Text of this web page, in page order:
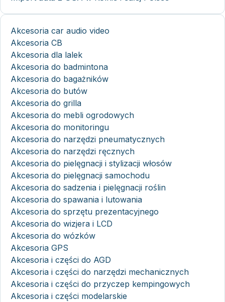
Akcesoria car audio video
Akcesoria CB
Akcesoria dla lalek
Akcesoria do badmintona
Akcesoria do bagażników
Akcesoria do butów
Akcesoria do grilla
Akcesoria do mebli ogrodowych
Akcesoria do monitoringu
Akcesoria do narzędzi pneumatycznych
Akcesoria do narzędzi ręcznych
Akcesoria do pielęgnacji i stylizacji włosów
Akcesoria do pielęgnacji samochodu
Akcesoria do sadzenia i pielęgnacji roślin
Akcesoria do spawania i lutowania
Akcesoria do sprzętu prezentacyjnego
Akcesoria do wizjera i LCD
Akcesoria do wózków
Akcesoria GPS
Akcesoria i części do AGD
Akcesoria i części do narzędzi mechanicznych
Akcesoria i części do przyczep kempingowych
Akcesoria i części modelarskie